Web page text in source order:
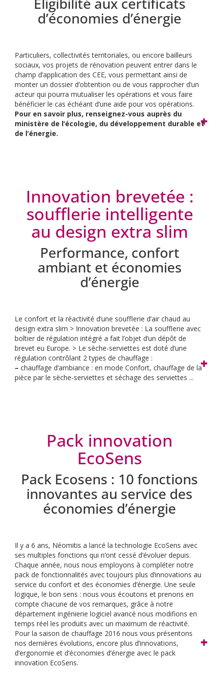
d’économies d’énergie
Particuliers, collectivités territoriales, ou encore bailleurs
sociaux, vos projets de rénovation peuvent entrer dans le
champ d’application des CEE, vous permettant ainsi de
monter un dossier d’obtention ou de vous rapprocher d’un
acteur qui pourra mutualiser les opérations et vous faire
bénéficier le cas échéant d’une aide pour vos opérations.
Pour en savoir plus, renseignez-vous auprès du
ministère de l’écologie, du développement durable et
de l’énergie.
Innovation brevetée :
soufflerie intelligente
au design extra slim
Performance, confort
ambiant et économies
d’énergie
Le confort et la réactivité d’une soufflerie d’air chaud au
design extra slim > Innovation brevetée : La soufflerie avec
boîtier de régulation intégré a fait l’objet d’un dépôt de
brevet eu Europe. > Le sèche-serviettes est doté d’une
régulation contrôlant 2 types de chauffage :
– chauffage d’ambiance : en mode Confort, chauffage de la
pièce par le sèche-serviettes et séchage des serviettes ...
Pack innovation
EcoSens
Pack Ecosens : 10 fonctions
innovantes au service des
économies d’énergie
Il y a 6 ans, Néomitis a lancé la technologie EcoSens avec
ses multiples fonctions qui n’ont cessé d’évoluer depuis.
Chaque année, nous nous employons à compléter notre
pack de fonctionnalités avec toujours plus d’innovations au
service du confort et des économies d’énergie. Une seule
logique, le bon sens : nous vous écoutons et prenons en
compte chacune de vos remarques, grâce à notre
département ingénierie logiciel avancé nous modifions en
temps réel les produits avec un maximum de réactivité.
Pour la saison de chauffage 2016 nous vous présentons
nos dernières évolutions, encore plus d’innovations,
d’ergonomie et d’économies d’énergie avec le pack
innovation EcoSens.